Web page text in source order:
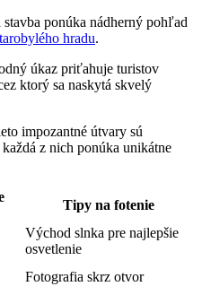
ponúka nádherný pohľad
hradu.
úkaz priťahuje turistov
ktorý sa naskytá skvelý
impozantné útvary sú
z nich ponúka unikátne
Tipy na fotenie
Východ slnka pre najlepšie
osvetlenie
Fotografia skrz otvor